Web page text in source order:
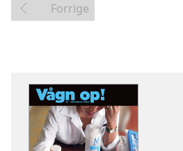
Forrige